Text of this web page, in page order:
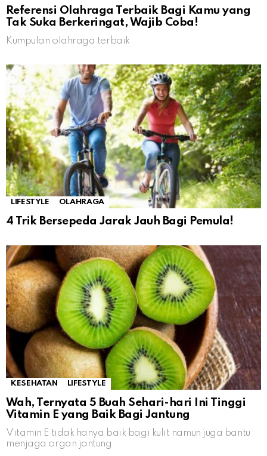
Referensi Olahraga Terbaik Bagi Kamu yang
Tak Suka Berkeringat, Wajib Coba!
Kumpulan olahraga terbaik
LIFESTYLE OLAHRAGA
4 Trik Bersepeda Jarak Jauh Bagi Pemula!
KESEHATAN LIFESTYLE
Wah, Ternyata 5 Buah Sehari-hari Ini Tinggi
Vitamin E yang Baik Bagi Jantung
Vitamin E tidak hanya baik bagi kulit namun juga bantu
menjaga organ jantung